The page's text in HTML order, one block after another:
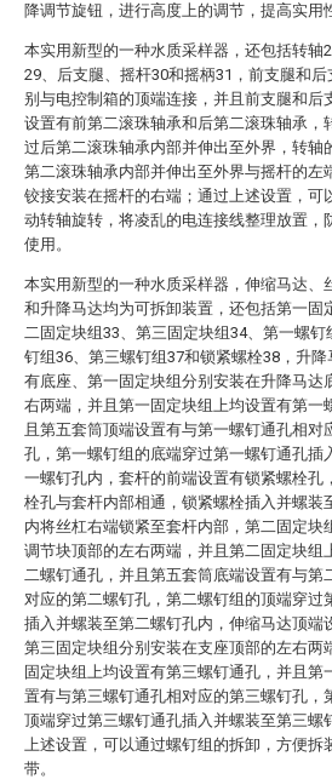
降调节旋钮，进行高度上的调节，提高实用
本实用新型的一种水质采样器，还包括转轴
29、后支腿、摇杆30和摇柄31，前支腿和后
别与电控制箱的顶端连接，并且前支腿和后
设置有前第二滚珠轴承和后第二滚珠轴承，
过后第二滚珠轴承内部并伸出至外界，转轴
第二滚珠轴承内部并伸出至外界与摇杆的左
铰接安装在摇杆的右端；通过上述设置，可
动转轴旋转，将凌乱的电连接线整理放置，
使用。
本实用新型的一种水质采样器，伸缩马达、
和升降马达均为可拆卸装置，还包括第一固
二固定块组33、第三固定块组34、第一螺钉
钉组36、第三螺钉组37和锁紧螺栓38，升
有底座、第一固定块组分别安装在升降马达
右两端，并且第一固定块组上均设置有第一
且第五套筒顶端设置有与第一螺钉通孔相对
孔，第一螺钉组的底端穿过第一螺钉通孔插
一螺钉孔内，套杆的前端设置有锁紧螺栓孔
栓孔与套杆内部相通，锁紧螺栓插入并螺装
内将丝杠右端锁紧至套杆内部，第二固定块
调节块顶部的左右两端，并且第二固定块组
二螺钉通孔，并且第五套筒底端设置有与第
对应的第二螺钉孔，第二螺钉组的顶端穿过
插入并螺装至第二螺钉孔内，伸缩马达顶端
第三固定块组分别安装在支座顶部的左右两
固定块组上均设置有第三螺钉通孔，并且第
置有与第三螺钉通孔相对应的第三螺钉孔，
顶端穿过第三螺钉通孔插入并螺装至第三螺
上述设置，可以通过螺钉组的拆卸，方便拆
带。